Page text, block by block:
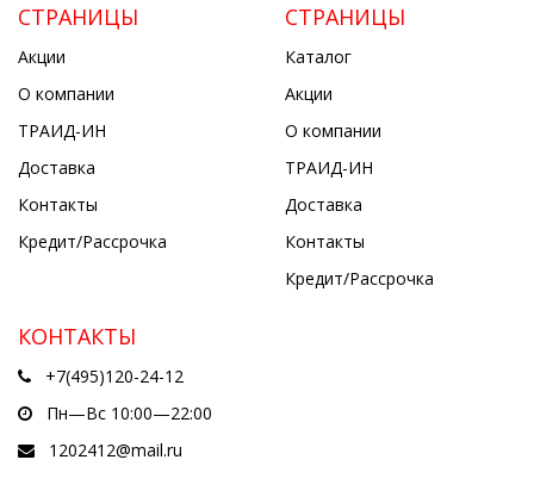
СТРАНИЦЫ
Акции
О компании
ТРАИД-ИН
Доставка
Контакты
Кредит/Рассрочка
СТРАНИЦЫ
Каталог
Акции
О компании
ТРАИД-ИН
Доставка
Контакты
Кредит/Рассрочка
КОНТАКТЫ
+7(495)120-24-12
Пн—Вс 10:00—22:00
1202412@mail.ru